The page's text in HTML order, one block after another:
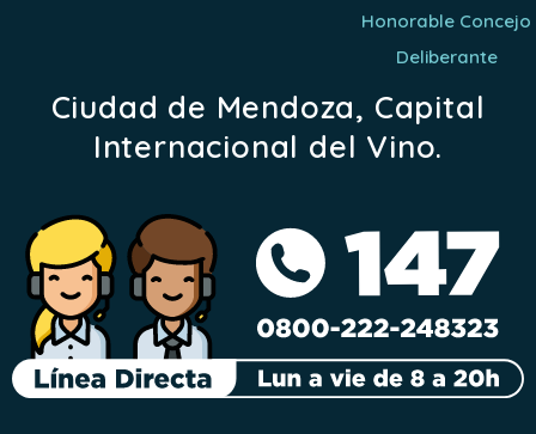
Honorable Concejo
Deliberante
Ciudad de Mendoza, Capital
Internacional del Vino.